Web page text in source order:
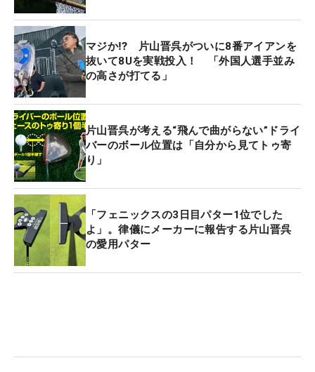
マジか⁉ 片山晋呉がついに8番アイアンを
抜いて8Uを実戦投入！ 「外国人選手並み
の高さが打てる」
片山晋呉が考える“飛んで曲がらない”ドライ
バーのボール位置は「自分から見てトゥ寄
り」
「フェニックスの3日目パター1位でした
よ」。律儀にメーカーに報告する片山晋呉
の愛用パター